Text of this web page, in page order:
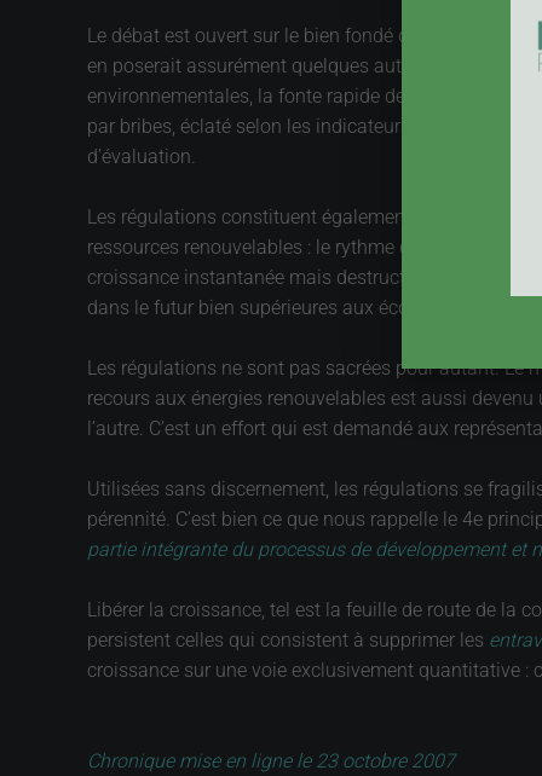
Le débat est ouvert sur le bien fondé de ces
en poserait assurément quelques autres. La
environnementales, la fonte rapide de certains
par bribes, éclaté selon les indicateurs adoptés,
d’évaluation.
Les régulations constituent également une manière
ressources renouvelables : le rythme de
croissance instantanée mais destructrice de
dans le futur bien supérieures aux économies
Les régulations ne sont pas sacrées pour autant. Le
recours aux énergies renouvelables est aussi
l’autre. C’est un effort qui est demandé aux
Utilisées sans discernement, les régulations se
pérennité. C’est bien ce que nous rappelle le 4e
partie intégrante du processus de développement et
Libérer la croissance, tel est la feuille de route de la
persistent celles qui consistent à supprimer les
croissance sur une voie exclusivement quantitative :
Chronique mise en ligne le 23 octobre 2007